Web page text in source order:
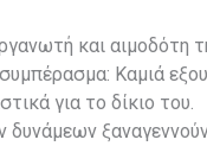
και αιμοδότη
Καμιά
για το δίκιο του.
δυνάμεων